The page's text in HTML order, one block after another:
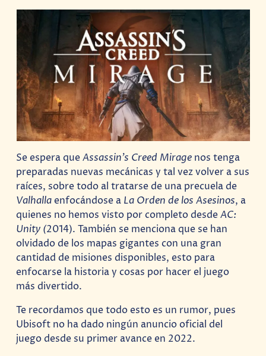
Se espera queAssassin’s Creed Mirage nos tenga
preparadas nuevas mecánicas y tal vez volver a sus
raíces, sobre todo al tratarse de una precuela de
Valhallaenfocándose a La Orden de los Asesinos, a
quienes no hemos visto por completo desdeAC:
Unity (2014). También se menciona que se han
olvidado de los mapas gigantes con una gran
cantidad de misiones disponibles, esto para
enfocarse la historia y cosas por hacer el juego
más divertido.
Te recordamos que todo esto es un rumor, pues
Ubisoft no ha dado ningún anuncio oficial del
juego desde su primer avance en 2022.